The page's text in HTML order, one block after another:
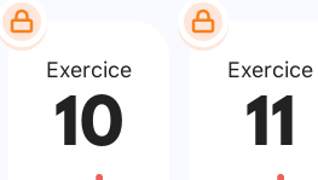
Exercice
10
Exercice
11